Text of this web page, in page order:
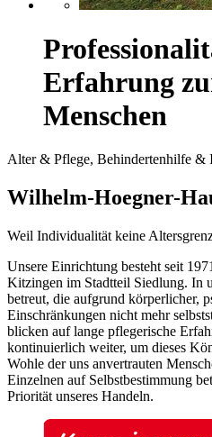
Erfahrung
Menschen
Alter & Pflege, Behindertenhilfe &
Wilhelm-Hoegner-
Weil Individualität keine
Unsere Einrichtung besteht seit
Kitzingen im Stadtteil Siedlung. In
betreut, die aufgrund körperlicher,
Einschränkungen nicht mehr
blicken auf lange pflegerische
kontinuierlich weiter, um dieses
Wohle der uns anvertrauten
Einzelnen auf Selbstbestimmung
Priorität unseres Handeln.